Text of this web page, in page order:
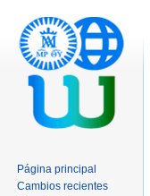
Página principal
Cambios recientes